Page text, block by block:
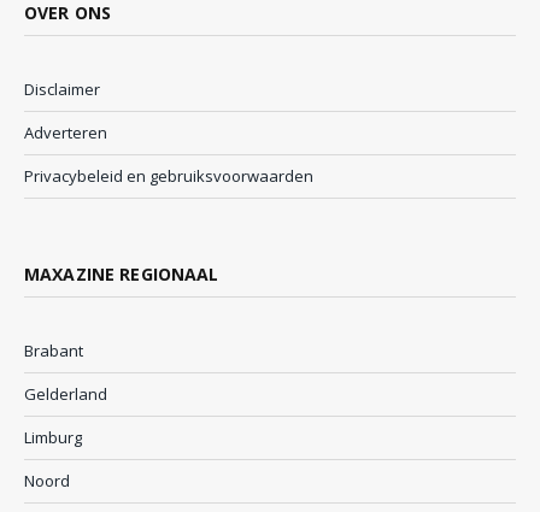
OVER ONS
Disclaimer
Adverteren
Privacybeleid en gebruiksvoorwaarden
MAXAZINE REGIONAAL
Brabant
Gelderland
Limburg
Noord